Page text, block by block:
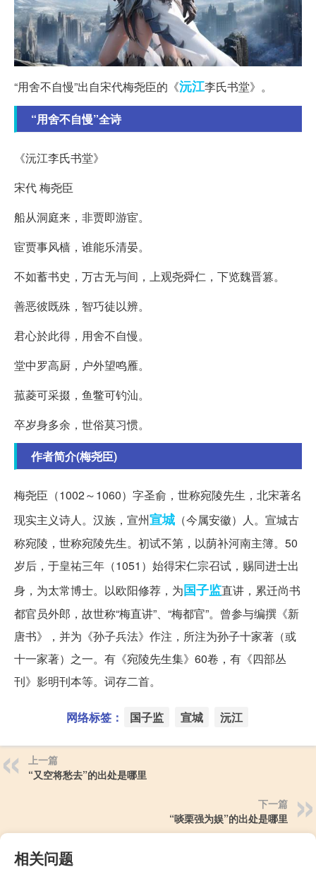
“用舍不自慢”出自宋代梅尧臣的《沅江李氏书堂》。
“用舍不自慢”全诗
《沅江李氏书堂》
宋代 梅尧臣
船从洞庭来，非贾即游宦。
宦贾事风樯，谁能乐清晏。
不如蓄书史，万古无与间，上观尧舜仁，下览魏晋篡。
善恶彼既殊，智巧徒以辨。
君心於此得，用舍不自慢。
堂中罗高厨，户外望鸣雁。
菰菱可采掇，鱼鳖可钓汕。
卒岁身多余，世俗莫习惯。
作者简介(梅尧臣)
梅尧臣（1002～1060）字圣俞，世称宛陵先生，北宋著名
现实主义诗人。汉族，宣州宣城 （今属安徽）人。宣城古
称宛陵，世称宛陵先生。初试不第，以荫补河南主簿。50
岁后，于皇祐三年（1051）始得宋仁宗召试，赐同进士出
身，为太常博士。以欧阳修荐，为国子监直讲，累迁尚书
都官员外郎，故世称“梅直讲”、“梅都官”。曾参与编撰《新
唐书》，并为《孙子兵法》作注，所注为孙子十家著（或
十一家著）之一。有《宛陵先生集》60卷，有《四部丛
刊》影明刊本等。词存二首。
网络标签： 国子监 宣城 沅江
上一篇
“又空将愁去”的出处是哪里
下一篇
“啖栗强为娱”的出处是哪里
相关问题